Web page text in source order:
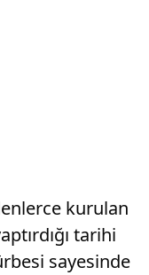
kurulan
tarihi
sayesinde